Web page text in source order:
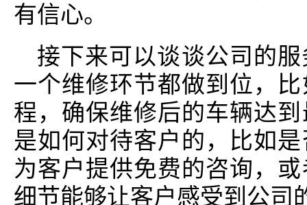
有信心。
接下来可以谈谈公司的
一个维修环节都做到位，
程，确保维修后的车辆达
是如何对待客户的，比如
为客户提供免费的咨询，
细节能够让客户感受到公司